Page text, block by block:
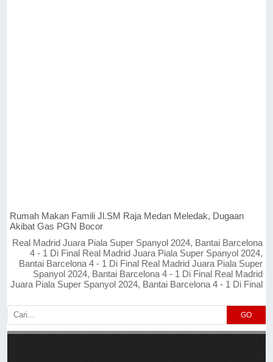
Rumah Makan Famili Jl.SM Raja Medan Meledak, Dugaan
Akibat Gas PGN Bocor
Real Madrid Juara Piala Super Spanyol 2024, Bantai Barcelona
4 - 1 Di Final Real Madrid Juara Piala Super Spanyol 2024,
Bantai Barcelona 4 - 1 Di Final Real Madrid Juara Piala Super
Spanyol 2024, Bantai Barcelona 4 - 1 Di Final Real Madrid
Juara Piala Super Spanyol 2024, Bantai Barcelona 4 - 1 Di Final
GO